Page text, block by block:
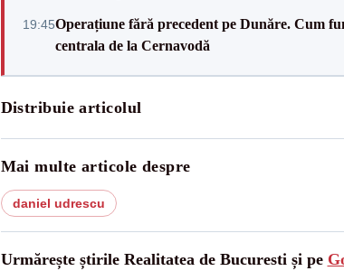
19:45Operațiune fără precedent pe Dunăre. Cum
centrala de la Cernavodă
Distribuie articolul
Mai multe articole despre
daniel udrescu
Urmărește știrile Realitatea de Bucuresti și pe